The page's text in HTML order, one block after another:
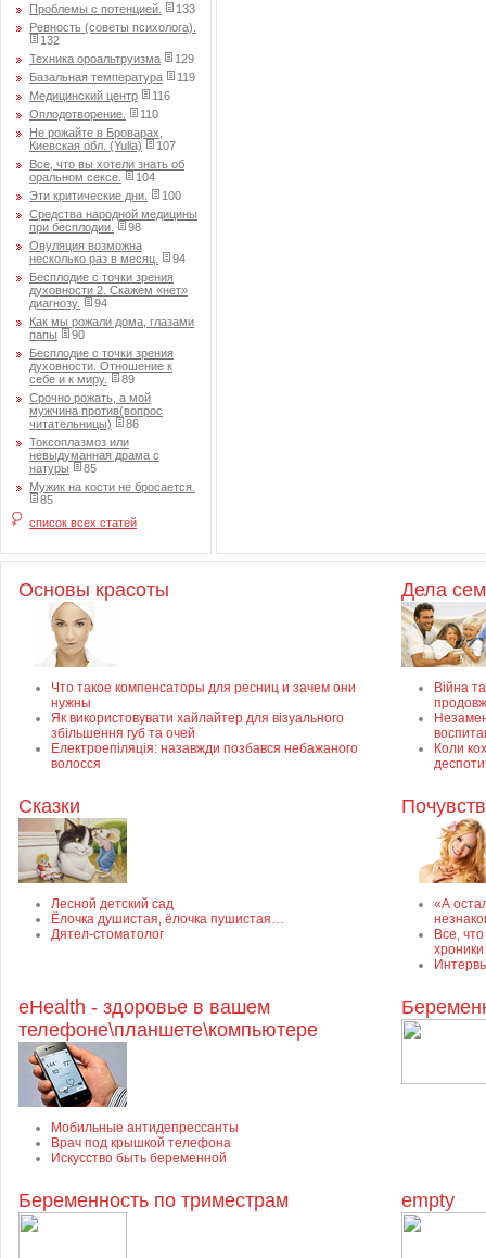
Проблемы с потенцией.
133
Ревность (советы психолога).
132
Техника ороальтруизма
129
Базальная температура
119
Медицинский центр
116
Оплодотворение.
110
Не рожайте в Броварах,
Киевская обл. (Yulia)
107
Все, что вы хотели знать об
оральном сексе.
104
Эти критические дни.
100
Средства народной медицины
при бесплодии.
98
Овуляция возможна
несколько раз в месяц.
94
Бесплодие с точки зрения
духовности 2. Скажем «нет»
диагнозу.
94
Как мы рожали дома, глазами
папы
90
Бесплодие с точки зрения
духовности. Отношение к
себе и к миру.
89
Срочно рожать, а мой
мужчина против(вопрос
читательницы)
86
Токсоплазмоз или
невыдуманная драма с
натуры
85
Мужик на кости не бросается.
85
список всех статей
Основы красоты
Что такое компенсаторы для ресниц и зачем они
нужны
Як використовувати хайлайтер для візуального
збільшення губ та очей
Електроепіляція: назавжди позбався небажаного
волосся
Дела
Війна
Коли
Сказки
Лесной детский сад
Ёлочка душистая, ёлочка пушистая…
Дятел-стоматолог
«А
Все,
eHealth - здоровье в вашем
телефоне\планшете\компьютере
Мобильные антидепрессанты
Врач под крышкой телефона
Искусство быть беременной
Беременность по триместрам empty